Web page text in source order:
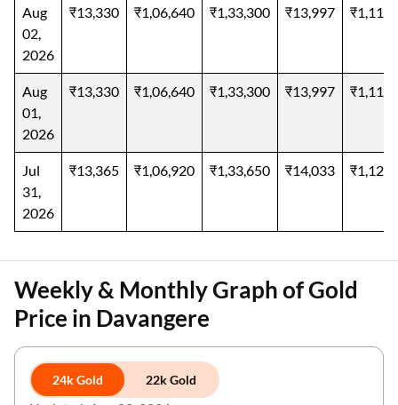
Aug
02,
2026
₹13,330 ₹1,06,640 ₹1,33,300 ₹13,997
Aug
01,
2026
₹13,330 ₹1,06,640 ₹1,33,300 ₹13,997
Jul
31,
2026
₹13,365 ₹1,06,920 ₹1,33,650 ₹14,033
Weekly & Monthly Graph of Gold
Price in Davangere
24k Gold 22k Gold